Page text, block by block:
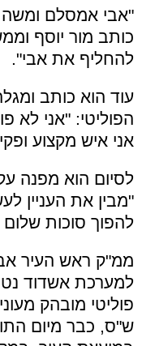
כותב מור יוסף
להחליף את אבי".
עוד הוא כותב
הפוליטי: "אני לא
אני איש מקצוע
לסיום הוא מפנה
"מבין את העניין
להפוך סוכות
ממ"ק ראש העיר
למערכת אשדוד
פוליטי מובהק
ש"ס, כבר מיום